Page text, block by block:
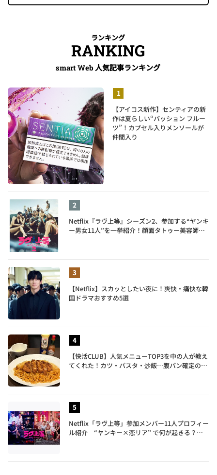
ランキング
RANKING
smart Web人気記事ランキング
【アイコス新作】センティアの新
作は夏らしい“パッション フルー
ツ”！カプセル入りメンソールが
仲間入り
Netflix『ラヴ上等』シーズン2、参加する“ヤンキ
ー男女11人”を一挙紹介！顔面タトゥー美容師、
【Netflix】スカッとしたい夜に！爽快・痛快な韓
国ドラマおすすめ5選
【快活CLUB】人気メニューTOP3を中の人が教え
てくれた！カツ・パスタ・炒飯…腹パン確定のガ
Netflix「ラヴ上等」参加メンバー11人プロフィー
ル紹介 “ヤンキー×恋リア” で何が起きる？地